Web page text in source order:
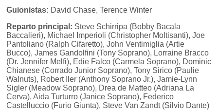
Guionistas: David Chase, Terence Winter
Reparto principal: Steve Schirripa (Bobby Bacala
Baccalieri), Michael Imperioli (Christopher Moltisanti), Joe
Pantoliano (Ralph Cifaretto), John Ventimiglia (Artie
Bucco), James Gandolfini (Tony Soprano), Lorraine Bracco
(Dr. Jennifer Melfi), Edie Falco (Carmela Soprano), Dominic
Chianese (Corrado Junior Soprano), Tony Sirico (Paulie
Walnuts), Robert Iler (Anthony Soprano Jr.), Jamie-Lynn
Sigler (Meadow Soprano), Drea de Matteo (Adriana La
Cerva), Aida Turturro (Janice Soprano), Federico
Castelluccio (Furio Giunta), Steve Van Zandt (Silvio Dante)